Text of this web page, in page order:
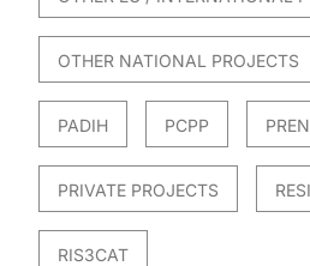
OTHER NATIONAL PROJECTS
PADIH PCPP
PRIVATE PROJECTS
RIS3CAT